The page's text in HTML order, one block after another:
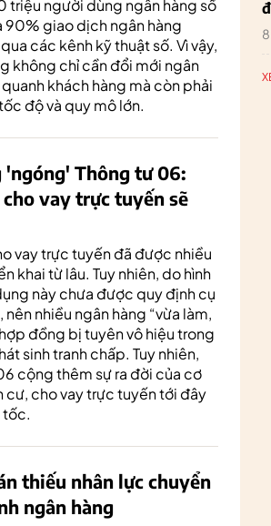
triệu người dùng ngân hàng số
90% giao dịch ngân hàng
các kênh kỹ thuật số. Vì vậy,
không chỉ cần đổi mới ngân
khách hàng mà còn phải
độ và quy mô lớn.
'ngóng' Thông tư 06:
vay trực tuyến sẽ
vay trực tuyến đã được nhiều
khai từ lâu. Tuy nhiên, do hình
này chưa được quy định cụ
nhiều ngân hàng “vừa làm,
hợp đồng bị tuyên vô hiệu trong
sinh tranh chấp. Tuy nhiên,
cộng thêm sự ra đời của cơ
cư, cho vay trực tuyến tới đây
tốc.
thiếu nhân lực chuyển
ngân hàng